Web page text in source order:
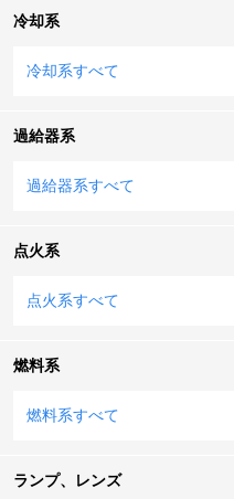
冷却系
冷却系すべて
過給器系
過給器系すべて
点火系
点火系すべて
燃料系
燃料系すべて
ランプ、レンズ